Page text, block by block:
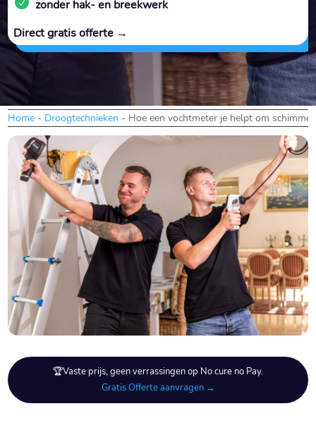
zonder hak- en breekwerk
Direct gratis offerte →
Home - Droogtechnieken - Hoe een vochtmeter je helpt om
🏆Vaste prijs, geen verrassingen op No cure no Pay.
Gratis Offerte aanvragen →